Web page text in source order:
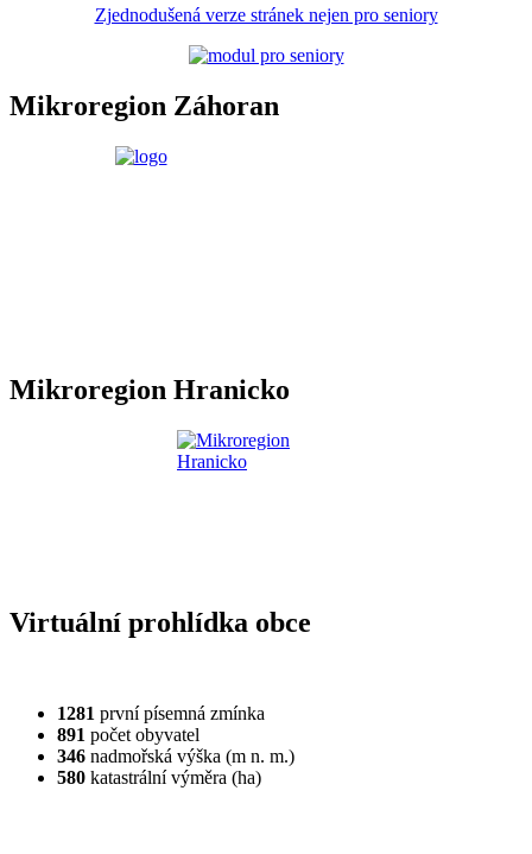
Zjednodušená verze stránek nejen pro seniory
Mikroregion Záhoran
Mikroregion Hranicko
Virtuální prohlídka obce
1281 první písemná zmínka
891 počet obyvatel
346 nadmořská výška (m n. m.)
580 katastrální výměra (ha)